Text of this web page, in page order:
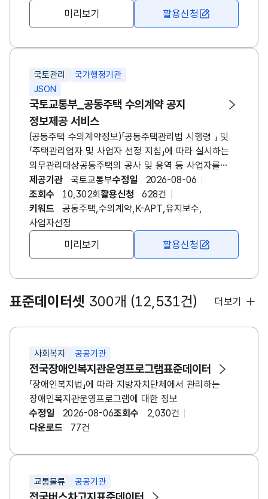
국적, 연령, 생년월일, 성별, 부담중량, 레이팅(등급),
기수명, 기수번호, 조교사명, 조교사번호, 마주명,
부경G8F_서울제주1C, 부경G6F_서울제주2C,
부경G2F, G1F순위, S1F기록, 1C기록, 2C기록,
3C기록, 4C기록, 부경400, G3F기록, 부경G2F,
G1F기록, 단승식 배당율, 연승식 배당율, 승군순위,
기수감량, 장구내역, 부담중량신청표기 자료입니다.) ※
요약어 추가설명 - F (FURLONG) : 200미터 구간 -
C (CORNER) : 곡선주로 구간 - S1F : 출발지 기준
200미터 구간 - G1F : 도착지 기준 200미터 구간 -
G3F : 도착지 기준 600미터 구간 ※ 영천경마 시행
이후 요청메세지 경마장번호(meet)에 4를 입력시
영천경마 자료를 조회할 수 있습니다.
미리보기 활용신청
국토관리
국가행정기관
JSON
국토교통부_공동주택 수의계약 공지
정보제공 서비스
(공동주택 수의계약정보)「공동주택관리법 시행령 」 및
「주택관리업자 및 사업자 선정 지침」에 따라 실시하는
의무관리대상공동주택의 공사 및 용역 등 사업자를
선정하는 경우 전자입찰 방식으로 사업자를 선정할 수
있으며, 공동주택관리정보시스템으로 제공되는
전자입찰시스템을 이용할 수 있음. 다만 「주택관리업자
및 사업자 선정 지침」에 따라 해당되는 경우
'수의계약'으로 할 수 있으며 이에 따라
공동주택관리시스템에 축적된 공동주택별 공동주택
관련 정보 제공
제공기관 국토교통부수정일
2026-08-06
조회수
10,302회 활용신청
628건
키워드
공동주택,수의계약,K-APT,유지보수,
사업자선정
미리보기 활용신청
표준데이터셋 300개 (12,531건) 더보기
사회복지 공공기관
전국장애인복지관운영프로그램표준데이터
「장애인복지법」에 따라 지방자치단체에서 관리하는
장애인복지관운영프로그램에 대한 정보
수정일
2026-08-06조회수
2,030건
다운로드
77건
교통물류 공공기관